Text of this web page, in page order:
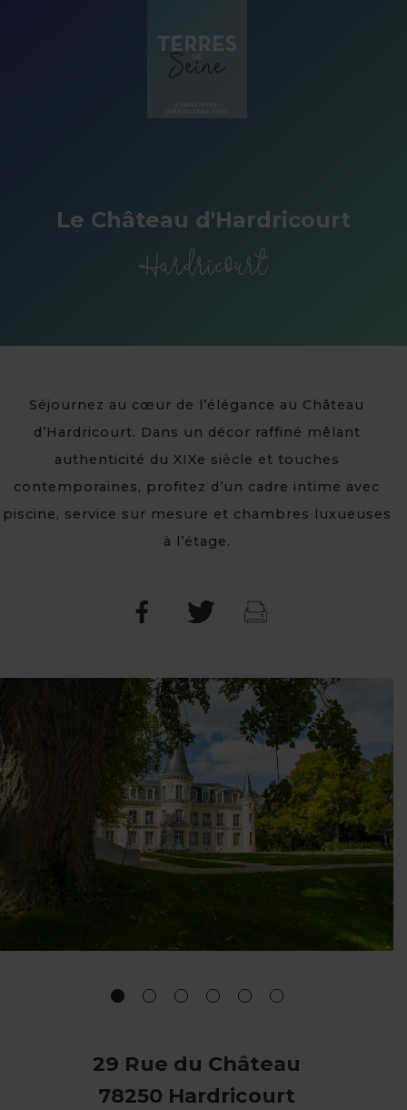
Le Château d'Hardricourt
Hardricourt
Séjournez au cœur de l’élégance au Château
d’Hardricourt. Dans un décor raffiné mêlant
authenticité du XIXe siècle et touches
contemporaines, profitez d’un cadre intime avec
piscine, service sur mesure et chambres luxueuses
à l’étage.
29 Rue du Château
78250 Hardricourt